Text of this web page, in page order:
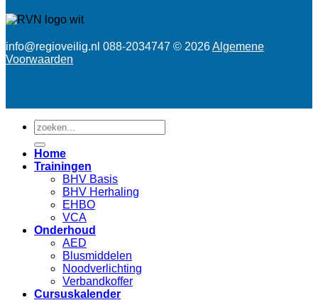
info@regioveilig.nl 088-2034747 © 2026Algemene
Voorwaarden
Zoeken
naar:
Home
Trainingen
BHV Basis
BHV Herhaling
EHBO
VCA
Onderhoud
AED
Blusmiddelen
Noodverlichting
Verbandkoffer
Cursuskalender